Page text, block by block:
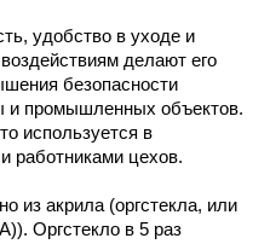
удобство в уходе и
делают его
безопасности
и промышленных объектов.
используется в
работниками цехов.
из акрила (оргстекла, или
Оргстекло в 5 раз